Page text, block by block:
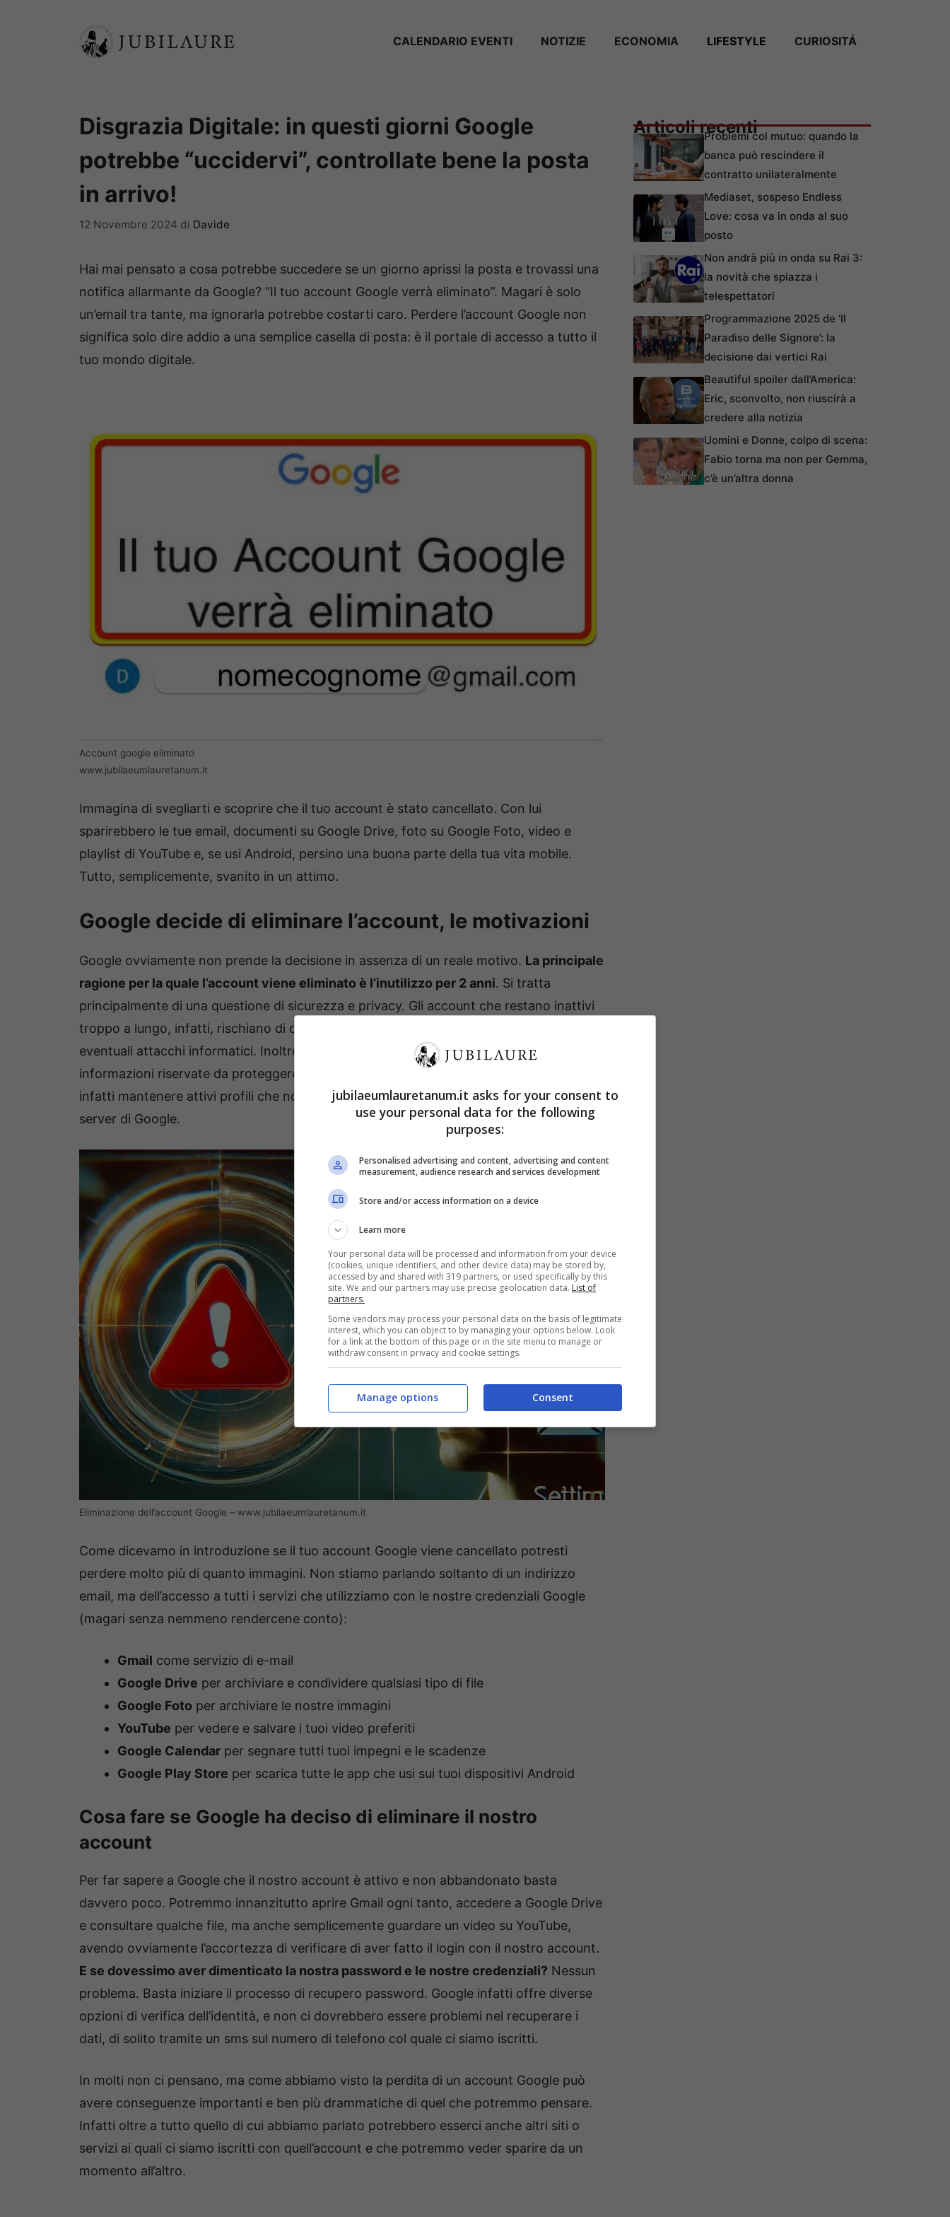
CALENDARIO EVENTI NOTIZIE ECONOMIA LIFESTYLE CURIOSITÁ
Disgrazia Digitale: in questi giorni Google
potrebbe “uccidervi”, controllate bene la posta
in arrivo!
12 Novembre 2024 di Davide
Hai mai pensato a cosa potrebbe succedere se un giorno aprissi la posta e trovassi una
notifica allarmante da Google? “Il tuo account Google verrà eliminato”. Magari è solo
un’email tra tante, ma ignorarla potrebbe costarti caro. Perdere l’account Google non
significa solo dire addio a una semplice casella di posta: è il portale di accesso a tutto il
tuo mondo digitale.
Account google eliminato
www.jubilaeumlauretanum.it
Immagina di svegliarti e scoprire che il tuo account è stato cancellato. Con lui
sparirebbero le tue email, documenti su Google Drive, foto su Google Foto, video e
playlist di YouTube e, se usi Android, persino una buona parte della tua vita mobile.
Tutto, semplicemente, svanito in un attimo.
Google decide di eliminare l’account, le motivazioni
Google ovviamente non prende la decisione in assenza di un reale motivo. La principale
ragione per la quale l’account viene eliminato è l’inutilizzo per 2 anni. Si tratta
principalmente di una questione di sicurezza e privacy. Gli account che restano inattivi
troppo a lungo, infatti, rischiano di diventare un facile lasciapassare per gli hacker e per
eventuali attacchi informatici. Inoltre, meno account inattivi corrispondono a meno
informazioni riservate da proteggere. C’è anche una questione prettamente tecnica:
infatti mantenere attivi profili che non vengono usati significa aumentare il carico sui
server di Google.
Eliminazione dell’account Google – www.jubilaeumlauretanum.it
Come dicevamo in introduzione se il tuo account Google viene cancellato potresti
perdere molto più di quanto immagini. Non stiamo parlando soltanto di un indirizzo
email, ma dell’accesso a tutti i servizi che utilizziamo con le nostre credenziali Google
(magari senza nemmeno rendercene conto):
Gmail come servizio di e-mail
Google Drive per archiviare e condividere qualsiasi tipo di file
Google Foto per archiviare le nostre immagini
YouTube per vedere e salvare i tuoi video preferiti
Google Calendar per segnare tutti tuoi impegni e le scadenze
Google Play Store per scarica tutte le app che usi sui tuoi dispositivi Android
Cosa fare se Google ha deciso di eliminare il nostro
account
Per far sapere a Google che il nostro account è attivo e non abbandonato basta
davvero poco. Potremmo innanzitutto aprire Gmail ogni tanto, accedere a Google Drive
e consultare qualche file, ma anche semplicemente guardare un video su YouTube,
avendo ovviamente l’accortezza di verificare di aver fatto il login con il nostro account.
E se dovessimo aver dimenticato la nostra password e le nostre credenziali? Nessun
problema. Basta iniziare il processo di recupero password. Google infatti offre diverse
opzioni di verifica dell’identità, e non ci dovrebbero essere problemi nel recuperare i
dati, di solito tramite un sms sul numero di telefono col quale ci siamo iscritti.
In molti non ci pensano, ma come abbiamo visto la perdita di un account Google può
avere conseguenze importanti e ben più drammatiche di quel che potremmo pensare.
Infatti oltre a tutto quello di cui abbiamo parlato potrebbero esserci anche altri siti o
servizi ai quali ci siamo iscritti con quell’account e che potremmo veder sparire da un
momento all’altro.
Articoli recentiProblemi col mutuo: quando la
banca può rescindere il
contratto unilateralmente
Mediaset, sospeso Endless
Love: cosa va in onda al suo
posto
Non andrà più in onda su Rai 3:
la novità che spiazza i
telespettatori
Programmazione 2025 de ‘Il
Paradiso delle Signore’: la
decisione dai vertici Rai
Beautiful spoiler dall’America:
Eric, sconvolto, non riuscirà a
credere alla notizia
Uomini e Donne, colpo di scena:
Fabio torna ma non per Gemma,
c’è un’altra donna
jubilaeumlauretanum.it asks for your consent to
use your personal data for the following
purposes:
Personalised advertising and content, advertising and content
measurement, audience research and services development
Store and/or access information on a device
Learn more
Your personal data will be processed and information from your device
(cookies, unique identifiers, and other device data) may be stored by,
accessed by and shared with 319 partners, or used specifically by this
site. We and our partners may use precise geolocation data. List of
partners.
Some vendors may process your personal data on the basis of legitimate
interest, which you can object to by managing your options below. Look
for a link at the bottom of this page or in the site menu to manage or
withdraw consent in privacy and cookie settings.
Consent
Manage options